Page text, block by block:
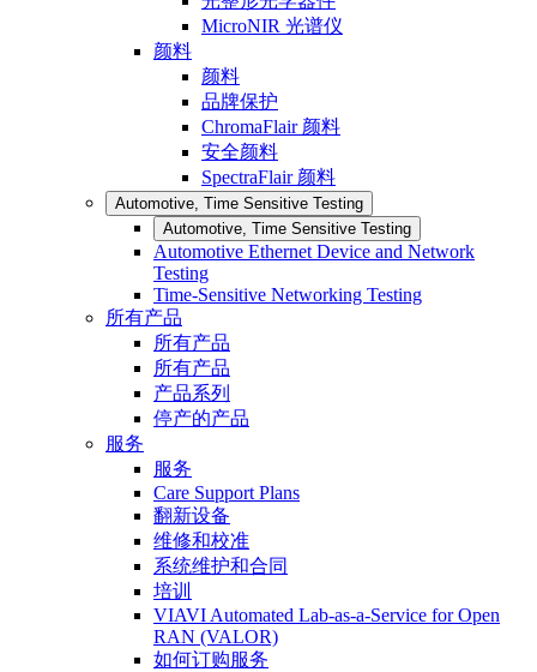
MicroNIR 光谱仪
颜料
颜料
品牌保护
ChromaFlair 颜料
安全颜料
SpectraFlair 颜料
Automotive, Time Sensitive Testing
Automotive, Time Sensitive Testing
Automotive Ethernet Device and Network
Testing
Time-Sensitive Networking Testing
所有产品
所有产品
所有产品
产品系列
停产的产品
服务
服务
Care Support Plans
翻新设备
维修和校准
系统维护和合同
培训
VIAVI Automated Lab-as-a-Service for Open
RAN (VALOR)
如何订购服务